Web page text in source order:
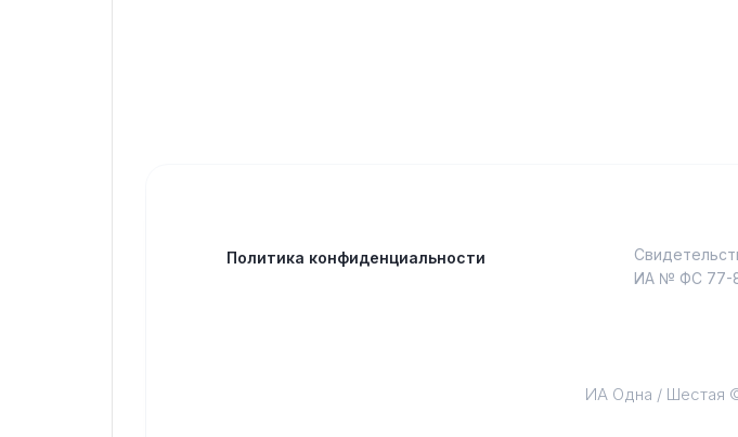
Политика конфиденциальности
ИА № ФС 77-
ИА Одна / Шестая